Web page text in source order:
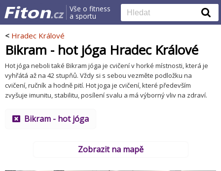
Vše o fitness
a sportu
< Hradec Králové
Bikram - hot jóga Hradec Králové
Hot jóga neboli také Bikram jóga je cvičení v horké místnosti, která je
vyhřátá až na 42 stupňů. Vždy si s sebou vezměte podložku na
cvičení, ručník a hodně pití. Hot joga je cvičení, které především
zvyšuje imunitu, stabilitu, posílení svalu a má výborný vliv na zdraví.
Bikram - hot jóga
Zobrazit na mapě